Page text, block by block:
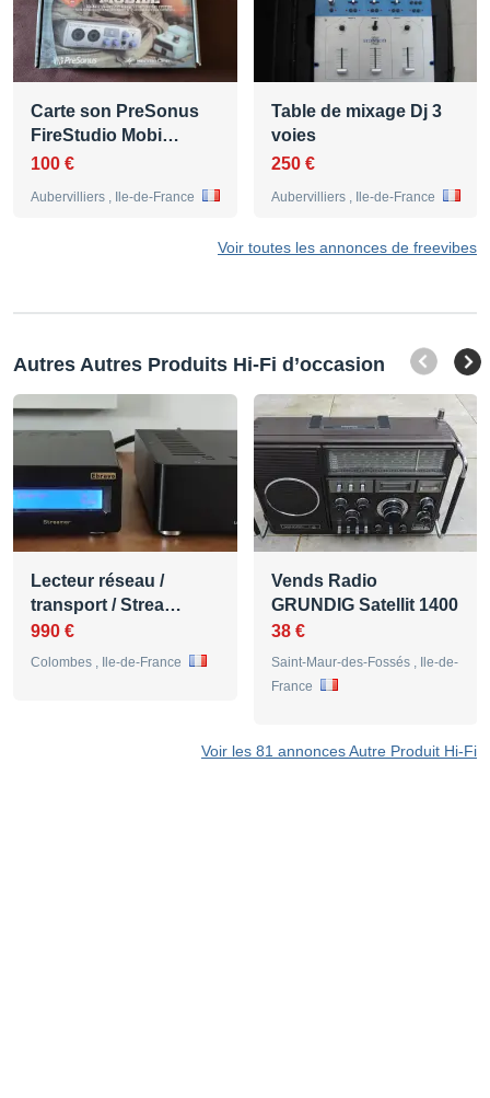
Carte son PreSonus
FireStudio Mobi…
100 €
Aubervilliers , Ile-de-France
Table de mixage Dj 3
voies
250 €
Aubervilliers , Ile-de-France
Voir toutes les annonces de freevibes
Autres Autres Produits Hi-Fi d’occasion
Lecteur réseau /
transport / Strea…
990 €
Colombes , Ile-de-France
Vends Radio
GRUNDIG Satellit 1400
38 €
Saint-Maur-des-Fossés , Ile-de-
France
Voir les 81 annonces Autre Produit Hi-Fi